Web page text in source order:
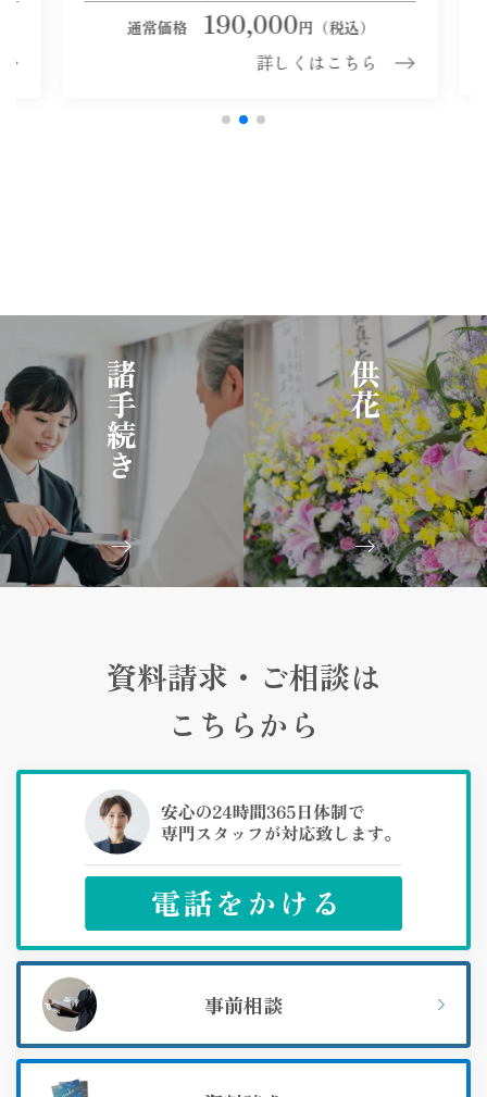
通常価格 190,000円（税込）
詳しくはこちら
諸手続き 供花
資料請求・ご相談は
こちらから
事前相談